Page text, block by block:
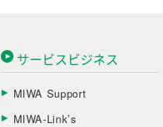
サービスビジネス
MIWA Support
MIWA-Link’s